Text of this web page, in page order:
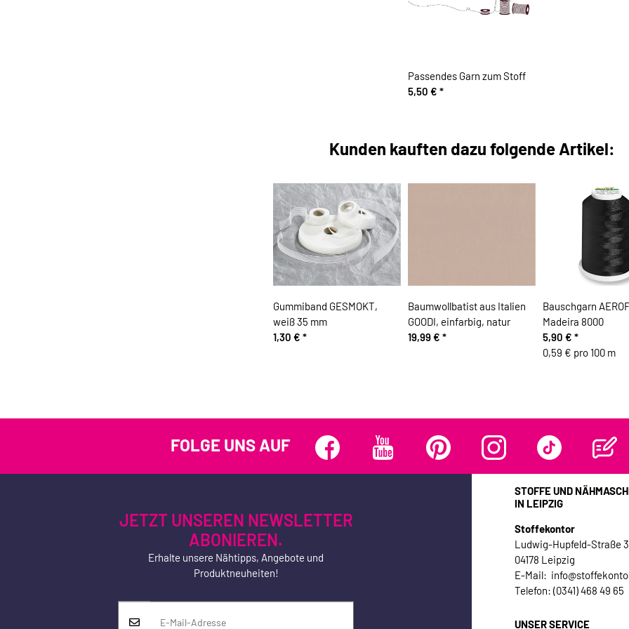
Passendes Garn zum Stoff
5,50 € *
Kunden kauften dazu folgende Artikel:
Gummiband GESMOKT,
weiß 35 mm
1,30 € *
Baumwollbatist aus Italien
GOODI, einfarbig, natur
19,99 € *
Bauschgarn
Madeira 8000
5,90 € *
0,59 € pro 100 m
FOLGE UNS AUF
JETZT UNSEREN NEWSLETTER
ABONIEREN.
Erhalte unsere Nähtipps, Angebote und
Produktneuheiten!
STOFFE UND
IN LEIPZIG
Stoffekontor
Ludwig-Hupfeld-Straße
04178 Leipzig
E-Mail:
Telefon: (0341) 468 49 65
UNSER SERVICE